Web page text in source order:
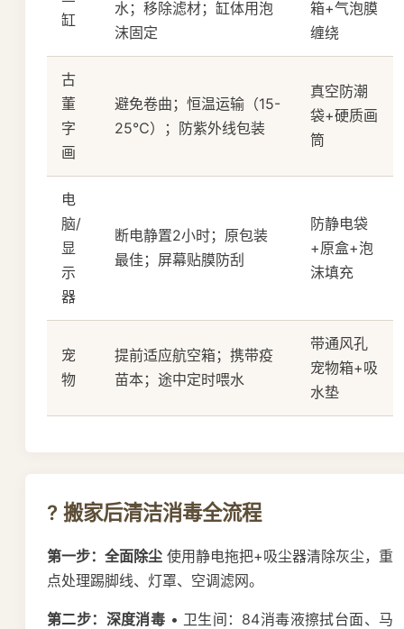
缸
水；移除滤材；缸体用泡
沫固定
箱+气泡膜
缠绕
古
董
字
画
避免卷曲；恒温运输（15-
25℃）；防紫外线包装
真空防潮
袋+硬质画
筒
电
脑/
显
示
器
断电静置2小时；原包装
最佳；屏幕贴膜防刮
防静电袋
+原盒+泡
沫填充
宠
物
提前适应航空箱；携带疫
苗本；途中定时喂水
带通风孔
宠物箱+吸
水垫
? 搬家后清洁消毒全流程
第一步：全面除尘 使用静电拖把+吸尘器清除灰尘，重
点处理踢脚线、灯罩、空调滤网。
第二步：深度消毒 • 卫生间：84消毒液擦拭台面、马